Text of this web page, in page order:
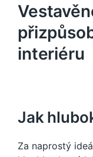
interiéru
Jak
Za naprostý